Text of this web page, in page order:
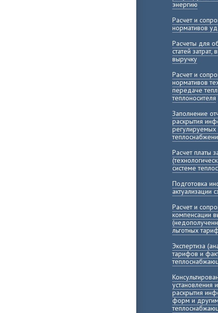
энергию
Расчет и
нормативов
Расчеты для
статей
выручку
Расчет и
нормативов
передаче
теплоносителя
Заполнение
раскрытия
Расчет платы
системе
Подготовка
актуализации
Расчет и
компенсации
льготных
Экспертиза
тарифов и
установления
раскрытия
форм и